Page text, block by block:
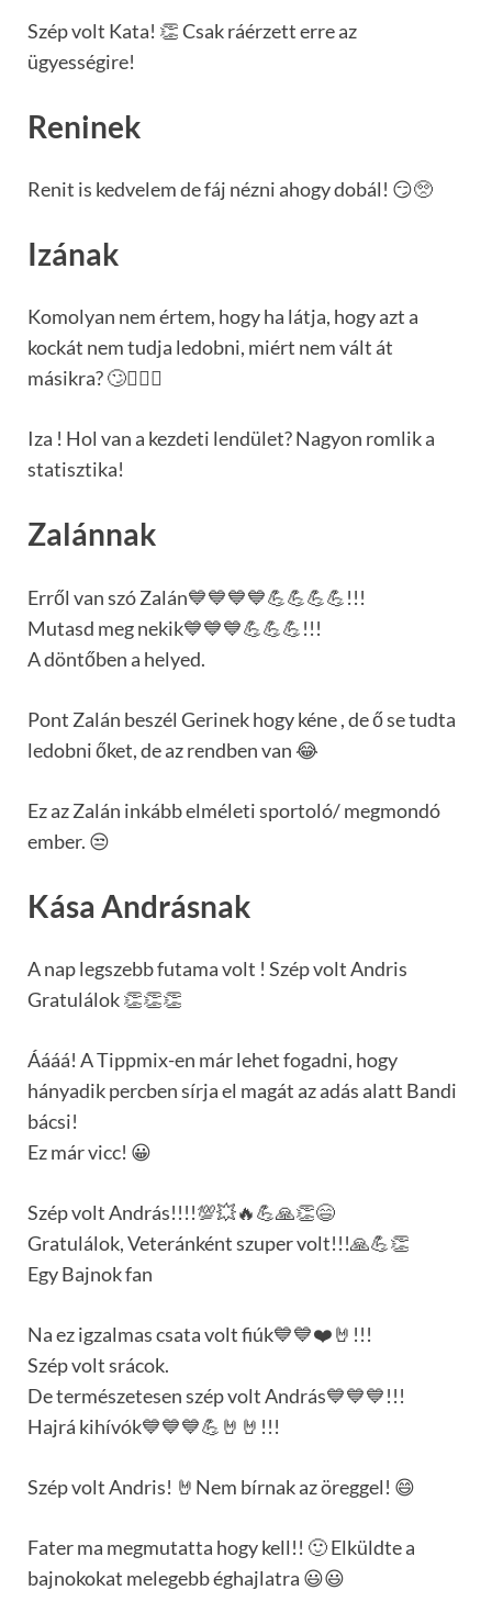
Szép volt Kata! 👏 Csak ráérzett erre az
ügyességire!
Reninek
Renit is kedvelem de fáj nézni ahogy dobál! 😏🥺
Izának
Komolyan nem értem, hogy ha látja, hogy azt a
kockát nem tudja ledobni, miért nem vált át
másikra? 🙄🤦🏻‍♀️
Iza ! Hol van a kezdeti lendület? Nagyon romlik a
statisztika!
Zalánnak
Erről van szó Zalán💙💙💙💙💪💪💪💪!!!
Mutasd meg nekik💙💙💙💪💪💪!!!
A döntőben a helyed.
Pont Zalán beszél Gerinek hogy kéne , de ő se tudta
ledobni őket, de az rendben van 😂
Ez az Zalán inkább elméleti sportoló/ megmondó
ember. 😒
Kása Andrásnak
A nap legszebb futama volt ! Szép volt Andris
Gratulálok 👏👏👏
Áááá! A Tippmix-en már lehet fogadni, hogy
hányadik percben sírja el magát az adás alatt Bandi
bácsi!
Ez már vicc! 😀
Szép volt András!!!!💯💥🔥💪🙏👏😄
Gratulálok, Veteránként szuper volt!!!🙏💪👏
Egy Bajnok fan
Na ez igzalmas csata volt fiúk💙💙❤️🤘!!!
Szép volt srácok.
De természetesen szép volt András💙💙💙!!!
Hajrá kihívók💙💙💙💪🤘🤘!!!
Szép volt Andris! 🤘Nem bírnak az öreggel! 😄
Fater ma megmutatta hogy kell!! 🙂 Elküldte a
bajnokokat melegebb éghajlatra 😃😃